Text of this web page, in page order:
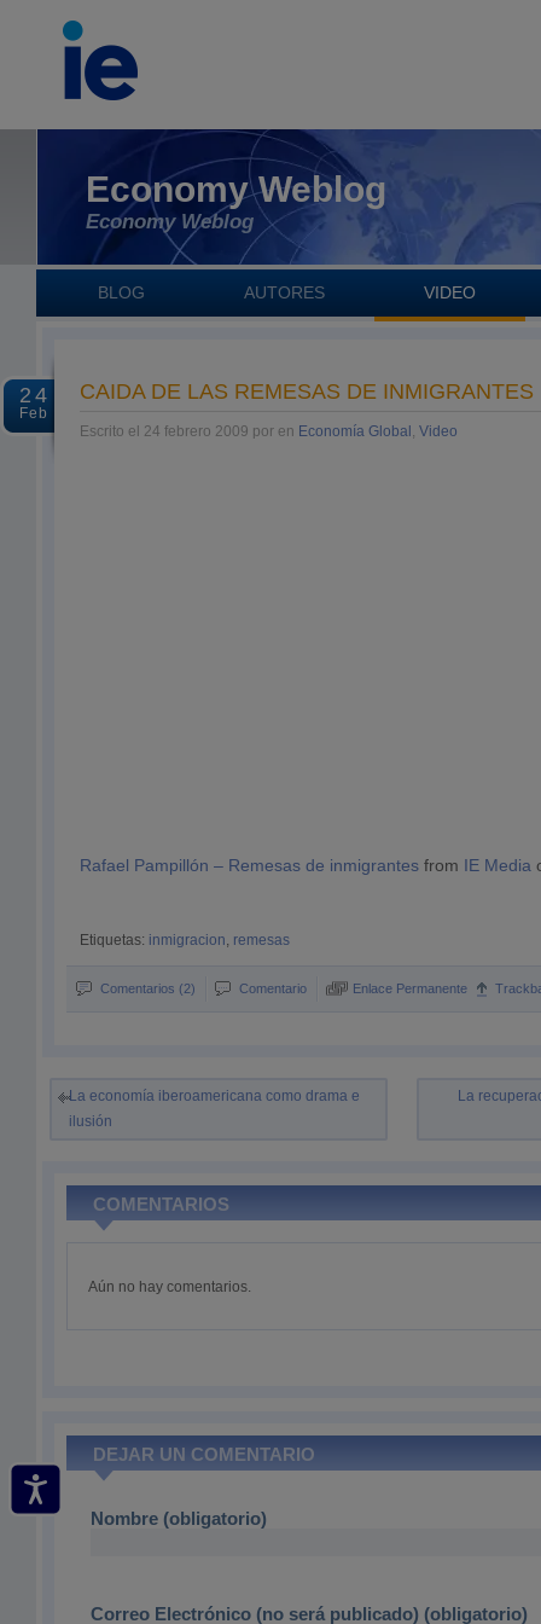
Economy Weblog
Economy Weblog
BLOG AUTORES VIDEO
24
Feb
CAIDA DE LAS REMESAS DE INMIGRANTES
Escrito el 24 febrero 2009 por en Economía Global , Video
Rafael Pampillón – Remesas de inmigrantes from IE Media
Etiquetas: inmigracion, remesas
Comentarios (2) Comentario Enlace Permanente
La economía iberoamericana como drama e
ilusión
La
COMENTARIOS
Aún no hay comentarios.
DEJAR UN COMENTARIO
Nombre (obligatorio)
Correo Electrónico (no será publicado) (obligatorio)